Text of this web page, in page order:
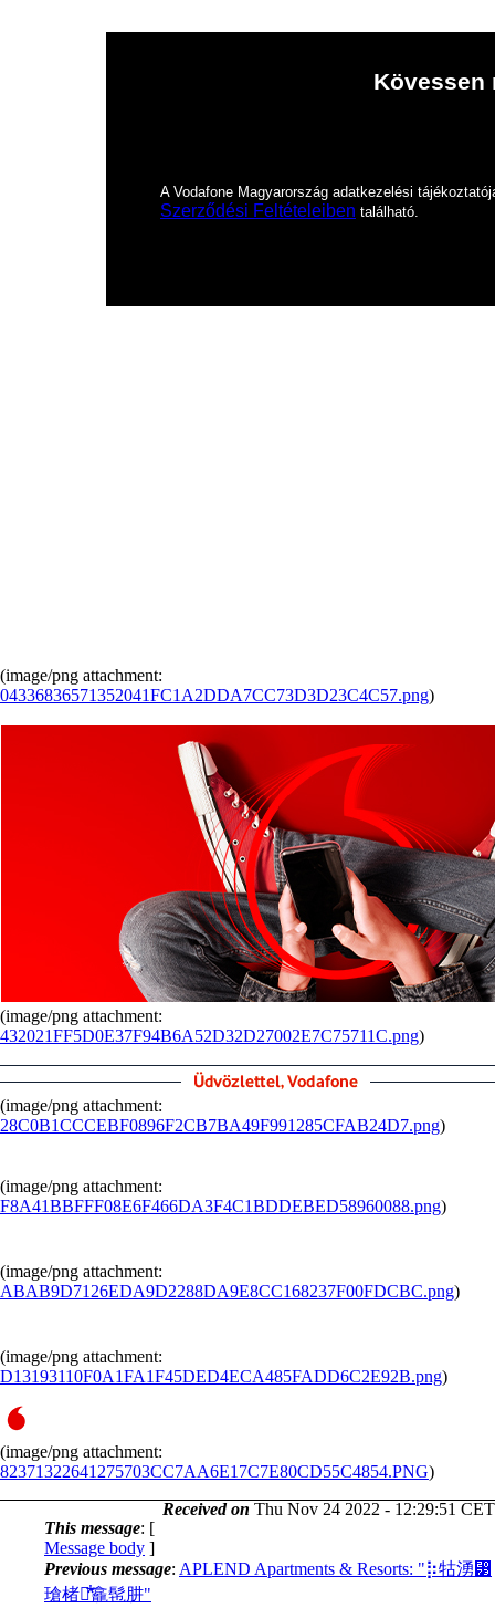
Kövessen
A Vodafone Magyarország adatkezelési
Szerződési Feltételeiben található.
(image/png attachment:
04336836571352041FC1A2DDA7CC73D3D23C4C57.png)
(image/png attachment:
432021FF5D0E37F94B6A52D32D27002E7C75711C.png)
(image/png attachment:
28C0B1CCCEBF0896F2CB7BA49F991285CFAB24D7.png)
(image/png attachment:
F8A41BBFFF08E6F466DA3F4C1BDDEBED58960088.png)
(image/png attachment:
ABAB9D7126EDA9D2288DA9E8CC168237F00FDCBC.png)
(image/png attachment:
D13193110F0A1FA1F45DED4ECA485FADD6C2E92B.png)
(image/png attachment:
82371322641275703CC7AA6E17C7E80CD55C4854.PNG)
Received on Thu Nov 24 2022 - 12:29:51 CET
This message: [
Message body ]
Previous message: APLEND Apartments & Resorts: "⡷牯湧⁳
瑲楮朩⃰龕髢肼"